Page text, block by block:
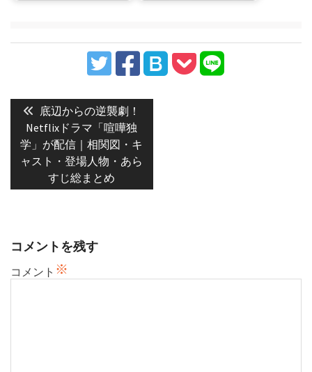
ビ
ゲ
Previous
post:
底辺からの逆襲劇！
Netflixドラマ「喧嘩独
学」が配信｜相関図・キ
ャスト・登場人物・あら
すじ総まとめ
コメントを残す
コメント ※